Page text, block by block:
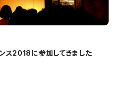
ス2018に参加してきました